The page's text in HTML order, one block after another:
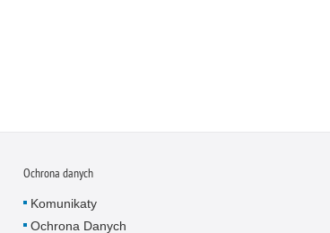
Ochrona danych
Komunikaty
Ochrona Danych